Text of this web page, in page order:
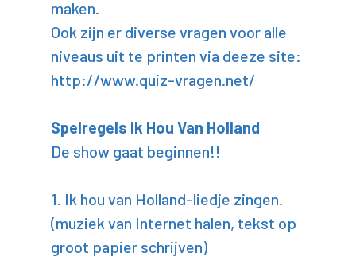
maken.
Ook zijn er diverse vragen voor alle
niveaus uit te printen via deeze site:
http://www.quiz-vragen.net/
Spelregels Ik Hou Van Holland
De show gaat beginnen!!
1. Ik hou van Holland-liedje zingen.
(muziek van Internet halen, tekst op
groot papier schrijven)